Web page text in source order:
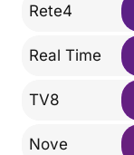
Rete4
Real Time
TV8
Nove